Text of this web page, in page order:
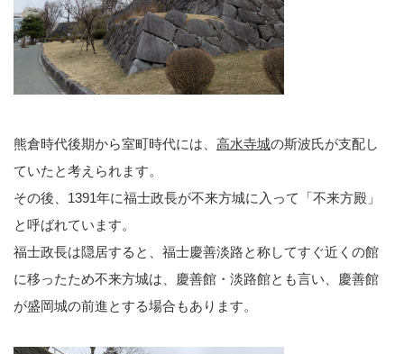
熊倉時代後期から室町時代には、 高水寺城の斯波氏が支配し
ていたと考えられます。
その後、1391年に福士政長が不来方城に入って「不来方殿」
と呼ばれています。
福士政長は隠居すると、福士慶善淡路と称してすぐ近くの館
に移ったため不来方城は、慶善館・淡路館とも言い、慶善館
が盛岡城の前進とする場合もあります。